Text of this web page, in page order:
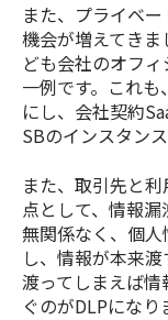
また、プライベ
機会が増えてき
ども会社のオフ
一例です。これ
にし、会社契約
SBのインスタン
また、取引先と
点として、情報
無関係なく、個
し、情報が本来
渡ってしまえば
ぐのがDLPになり